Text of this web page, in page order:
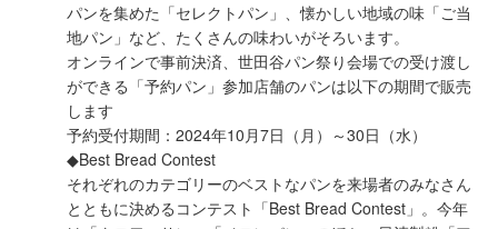
パンを集めた「セレクトパン」、懐かしい地域の味「ご当
地パン」など、たくさんの味わいがそろいます。
オンラインで事前決済、世田谷パン祭り会場での受け渡し
ができる「予約パン」参加店舗のパンは以下の期間で販売
します
予約受付期間：2024年10月7日（月）～30日（水）
◆Best Bread Contest
それぞれのカテゴリーのベストなパンを来場者のみなさん
とともに決めるコンテスト「Best Bread Contest」。今年